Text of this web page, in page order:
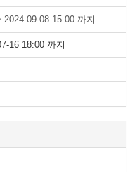
09-08 15:00 까지
16 18:00 까지